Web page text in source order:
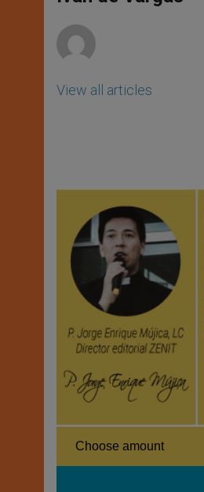
p e k
View all articles